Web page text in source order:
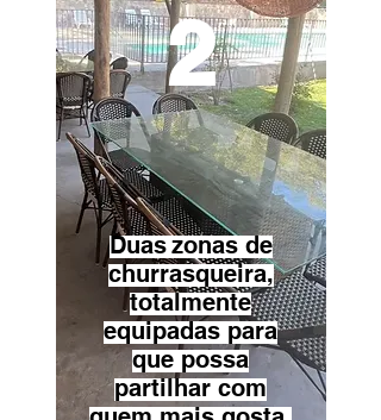
2
Duaszonas de
churrasqueira,
totalmente
equipadas para
que possa
partilhar com